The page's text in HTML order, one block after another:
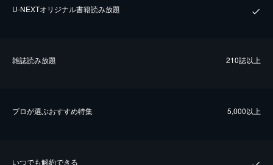
U-NEXTオリジナル書籍読み放題
雑誌読み放題 210誌以上
プロが選ぶおすすめ特集 5,000以上
いつでも解約できる